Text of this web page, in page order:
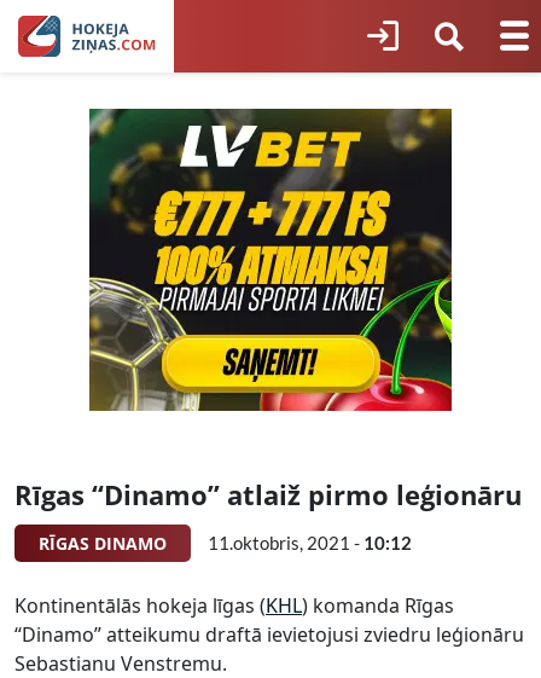
Rīgas “Dinamo” atlaiž pirmo leģionāru
RĪGAS DINAMO 11.oktobris, 2021 - 10:12
Kontinentālās hokeja līgas (KHL) komanda Rīgas
“Dinamo” atteikumu draftā ievietojusi zviedru leģionāru
Sebastianu Venstremu.